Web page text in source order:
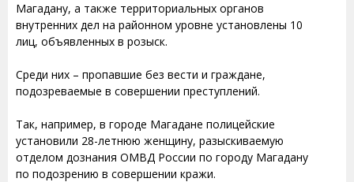
Магадану, а также территориальных органов
внутренних дел на районном уровне установлены 10
лиц, объявленных в розыск.
Среди них – пропавшие без вести и граждане,
подозреваемые в совершении преступлений.
Так, например, в городе Магадане полицейские
установили 28-летнюю женщину, разыскиваемую
отделом дознания ОМВД России по городу Магадану
по подозрению в совершении кражи.